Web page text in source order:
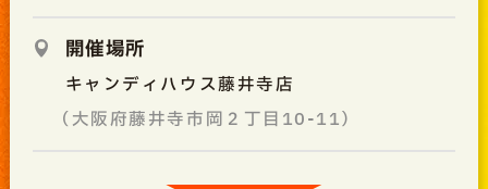
開催場所
キャンディハウス藤井寺店
（大阪府藤井寺市岡２丁目10-11）